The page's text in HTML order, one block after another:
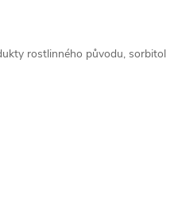
rostlinného původu, sorbitol